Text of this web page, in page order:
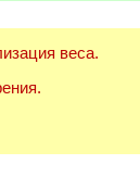
веса.